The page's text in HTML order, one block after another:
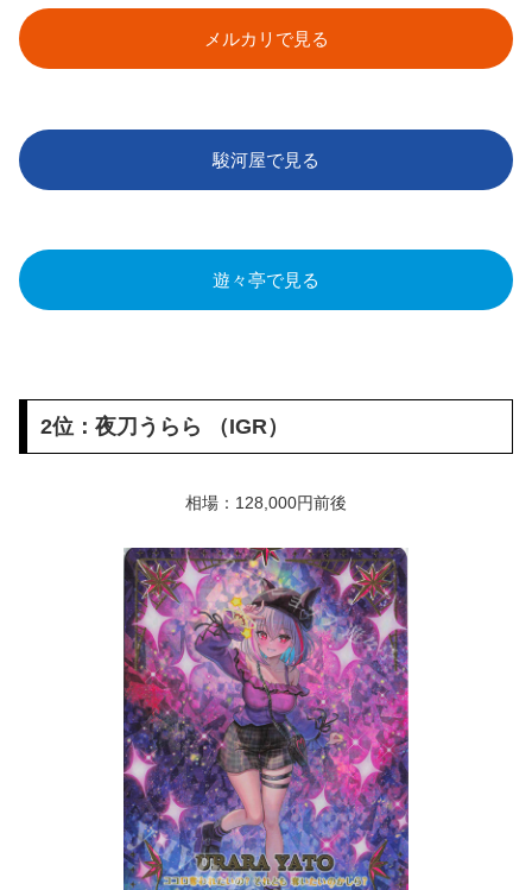
メルカリで見る
駿河屋で見る
遊々亭で見る
2位：夜刀うらら （IGR）
相場：128,000円前後